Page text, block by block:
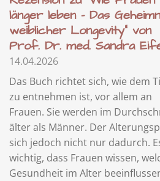
länger leben - Das
weiblicher Longevity" von
Prof. Dr. med. Sandra
14.04.2026
Das Buch richtet sich, wie dem
zu entnehmen ist, vor allem an
Frauen. Sie werden im
älter als Männer. Der
sich jedoch nicht nur dadurch.
wichtig, dass Frauen wissen,
Gesundheit im Alter